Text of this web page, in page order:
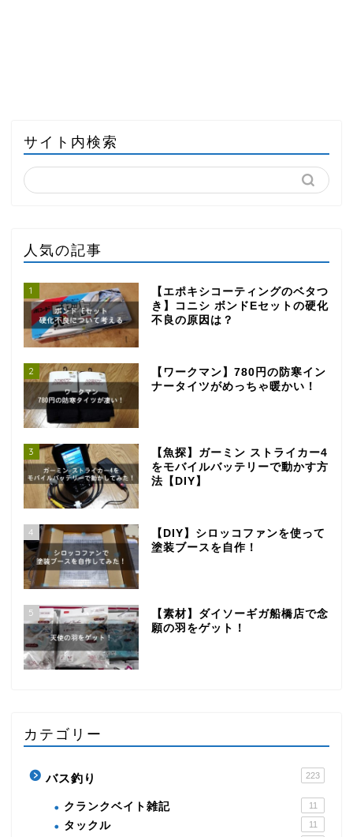
サイト内検索
人気の記事
1
【エポキシコーティングのベタつ
き】コニシ ボンドEセットの硬化
不良の原因は？
2
【ワークマン】780円の防寒イン
ナータイツがめっちゃ暖かい！
3
【魚探】ガーミン ストライカー4
をモバイルバッテリーで動かす方
法【DIY】
4
【DIY】シロッコファンを使って
塗装ブースを自作！
5
【素材】ダイソーギガ船橋店で念
願の羽をゲット！
カテゴリー
バス釣り 223
クランクベイト雑記 11
タックル 11